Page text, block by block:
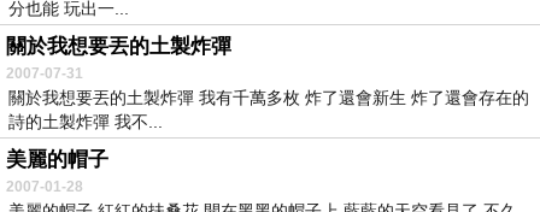
分也能 玩出一...
關於我想要丟的土製炸彈
2007-07-31
關於我想要丟的土製炸彈 我有千萬多枚 炸了還會新生 炸了還會存在的
詩的土製炸彈 我不...
美麗的帽子
2007-01-28